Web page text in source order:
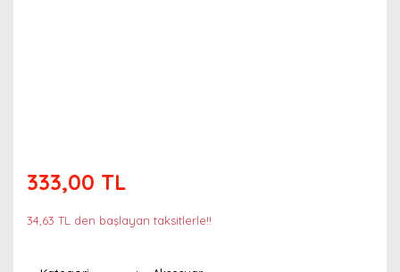
333,00 TL
34,63 TL den başlayan taksitlerle!!